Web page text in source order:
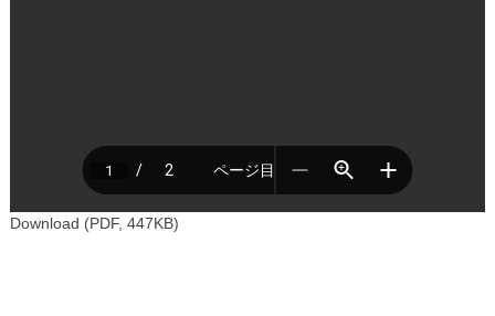
Download (PDF, 447KB)